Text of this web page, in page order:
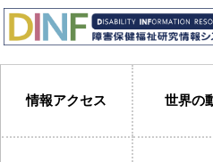
情報アクセス 世界の